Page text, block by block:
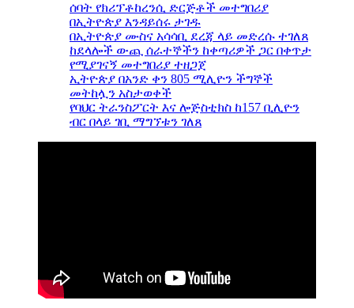
ሰባት የክሪፕቶከረንሲ ድርጅቶች መተግበሪያ
በኢትዮጵያ እንዳይሰሩ ታገዱ
በኢትዮጵያ ሙስና አሳሳቢ ደረጃ ላይ መድረሱ ተገለጸ
ከደላሎች ውጪ ሰራተኞችን ከቀጣሪዎች ጋር በቀጥታ
የሚያገናኝ መተግበሪያ ተዘጋጀ
ኢትዮጵያ በአንድ ቀን 805 ሚሊዮን ችግኞች
መትከሏን አስታወቀች
የባህር ትራንስፖርት እና ሎጅስቲክስ ከ157 ቢሊዮን
ብር በላይ ገቢ ማግኘቱን ገለጸ